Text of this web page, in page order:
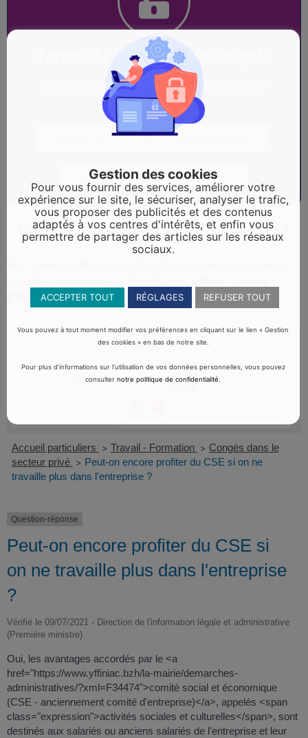
Formalités - Police municipale
Les documents sont téléchargeables sur la page "Police
municipale"
Occupation espace public (déménagement)
Formulaire "Tranquilité vacances"
Vos démarches auprès de l'Etat
d’Yffiniac ne fait ni carte d’identité ni passeport.
Accueil particuliers > Travail - Formation > Congés dans le
secteur privé > Peut-on encore profiter du CSE si on ne
travaille plus dans l'entreprise ?
Question-réponse
Peut-on encore profiter du CSE si
on ne travaille plus dans l'entreprise
?
Vérifié le 09/07/2021 - Direction de l'information légale et administrative
(Première ministre)
Oui, les avantages accordés par le <a
href="https://www.yffiniac.bzh/la-mairie/demarches-
administratives/?xml=F34474">comité social et économique
(CSE - anciennement comité d'entreprise)</a>, appelés <span
class="expression">activités sociales et culturelles</span>, sont
destinés aux salariés ou anciens salariés de l'entreprise et leur
Gestion des cookies
Pour vous fournir des services, améliorer votre
expérience sur le site, le sécuriser, analyser le trafic,
vous proposer des publicités et des contenus
adaptés à vos centres d'intérêts, et enfin vous
permettre de partager des articles sur les réseaux
sociaux.
ACCEPTER TOUT RÉGLAGES REFUSER TOUT
Vous pouvez à tout moment modifier vos préférences en cliquant sur le lien « Gestion
des cookies » en bas de notre site.
Pour plus d’informations sur l’utilisation de vos données personnelles, vous pouvez
consulternotre politique de confidentialité